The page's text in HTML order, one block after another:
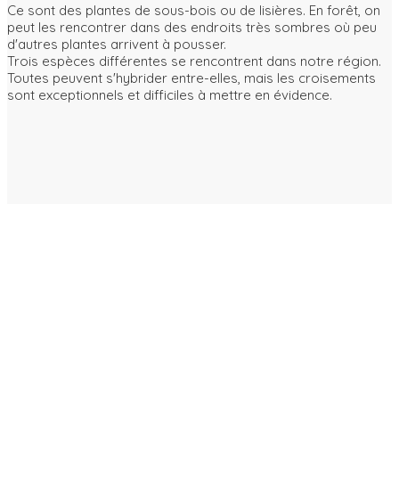
Ce sont des plantes de sous-bois ou de lisières. En forêt, on
peut les rencontrer dans des endroits très sombres où peu
d'autres plantes arrivent à pousser.
Trois espèces différentes se rencontrent dans notre région.
Toutes peuvent s'hybrider entre-elles, mais les croisements
sont exceptionnels et difficiles à mettre en évidence.